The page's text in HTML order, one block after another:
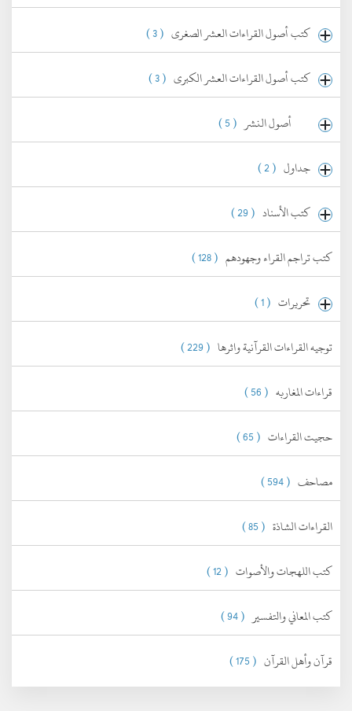
كتب أصول القراءات العشر الصغرى ( 3 )
كتب أصول القراءات العشر الكبرى ( 3 )
أصول النشر ( 5 )
جداول ( 2 )
كتب الأسناد ( 29 )
كتب تراجم القراء وجهودهم ( 128 )
تحريرات ( 1 )
توجيه القراءات القرآنية واثرها ( 229 )
قراءات المغاربه ( 56 )
حجيت القراءات ( 65 )
مصاحف ( 594 )
القراءات الشاذة ( 85 )
كتب اللهجات والأصوات ( 12 )
كتب المعاني والتفسير ( 94 )
قرآن وأهل القرآن ( 175 )